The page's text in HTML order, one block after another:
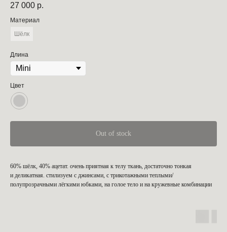
27 000 р.
Материал
Шёлк
Длина
Цвет
Out of stock
60% шёлк, 40% ацетат. очень приятная к телу ткань, достаточно тонкая
и деликатная. стилизуем с джинсами, с трикотажными теплыми/
полупрозрачными лёгкими юбками, на голое тело и на кружевные комбинации